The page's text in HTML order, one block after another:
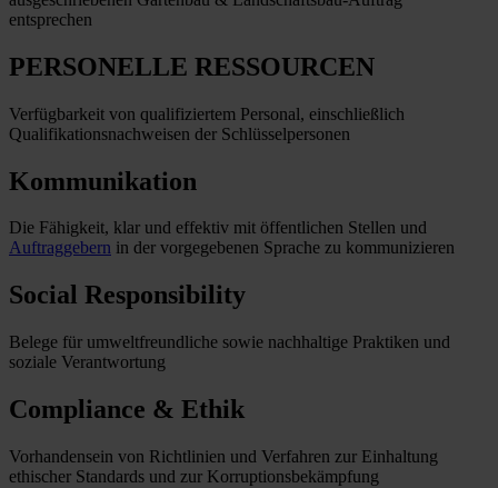
entsprechen
PERSONELLE RESSOURCEN
Verfügbarkeit von qualifiziertem Personal, einschließlich
Qualifikationsnachweisen der Schlüsselpersonen
Kommunikation
Die Fähigkeit, klar und effektiv mit öffentlichen Stellen und
Auftraggebern in der vorgegebenen Sprache zu kommunizieren
Social Responsibility
Belege für umweltfreundliche sowie nachhaltige Praktiken und
soziale Verantwortung
Compliance & Ethik
Vorhandensein von Richtlinien und Verfahren zur Einhaltung
ethischer Standards und zur Korruptionsbekämpfung